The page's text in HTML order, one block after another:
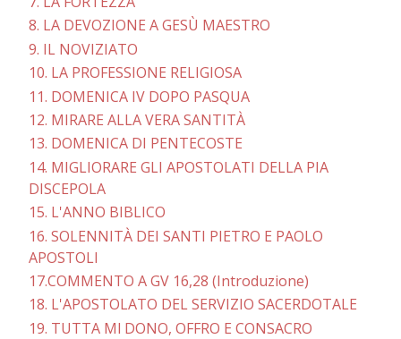
8. LA DEVOZIONE A GESÙ MAESTRO
9. IL NOVIZIATO
10. LA PROFESSIONE RELIGIOSA
11. DOMENICA IV DOPO PASQUA
12. MIRARE ALLA VERA SANTITÀ
13. DOMENICA DI PENTECOSTE
14. MIGLIORARE GLI APOSTOLATI DELLA PIA
DISCEPOLA
15. L'ANNO BIBLICO
16. SOLENNITÀ DEI SANTI PIETRO E PAOLO
APOSTOLI
17.COMMENTO A GV 16,28 (Introduzione)
18. L'APOSTOLATO DEL SERVIZIO SACERDOTALE
19. TUTTA Ml DONO, OFFRO E CONSACRO